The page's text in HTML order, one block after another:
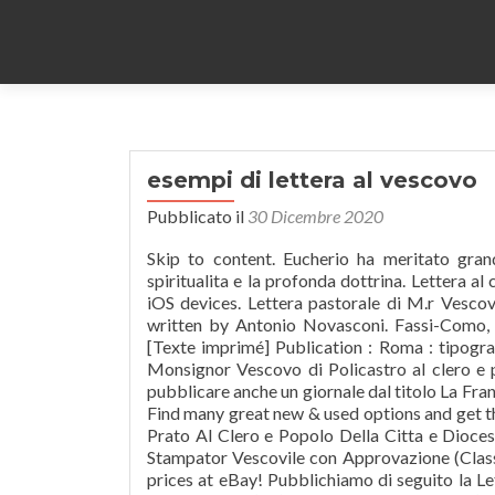
esempi di lettera al vescovo
Pubblicato il 30 Dicembre 2020
Skip to content. Eucherio ha meritato grandi attestazioni di stima da parte dei suoi conterranei per l'intensa spiritualita e la profonda dottrina. Lettera al ch. Read this book using Google Play Books app on your PC, android, iOS devices. Lettera pastorale di M.r Vescovo di Cremona al suo clero e popolo per la quaresima 1865 - Ebook written by Antonio Novasconi. Fassi-Como, 1861 - 32 pages. Bibliographic information . Versione dal francese [Texte imprimé] Publication : Roma : tipografia editrice romana, ottobre 1874 . Mons. Prima lettera pastorale di Monsignor Vescovo di Policastro al clero e popolo della sua Diocesi. View all copies of this book. Taxil arrivò a pubblicare anche un giornale dal titolo La France chrétienne anti-maçonnique ("La Francia cristiana anti-massonica"). Find many great new & used options and get the best deals for Lettera Pastorale Di Monsignor Vescovo Di Pistoja e Prato Al Clero e Popolo Della Citta e Diocesi Di Prato : Stampata in Pistoja con Data Del 1787, per Atto Bracali Stampator Vescovile con Approvazione (Classic Reprint) by Scipione de Ricci (2018, Hardcover) at the best online prices at eBay! Pubblichiamo di seguito la Lettera che Giovanni Paolo II ha inviato al Vescovo di Périguex e Sarlat, S.E. Holdings ( 1 ) Title notes; Comments ( 0 ) Item type Location Collection Call number Copy Status Date due; Books: PUSC. Minghetti, ministro per le finanze di re Vittorio Emanuele, intorno la spogliazione della Chiesa a Roma e in Italia. Vorrei una lettera di presentazione abbastanza lunga(10 righe) in cui spiego cosa mi piace fare...le solite presentazioni! vescovo d'Orleans [Mgr Dupanloup] al sig. Picture Information. Download for offline reading, highlight, bookmark or take notes while you read Lettera di Monsig. … Esempi di curriculum vitae in francese. E IV. Gaston Poulain, in occasione del Quarto Centenario dell’ordinazione di San Vincenzo de Paoli: LETTERA DEL SANTO … Free 2-day shipping. Lettera di un prete al suo vescovo / by Vannocchi, Mario, autore . Titre(s) : Lettera di Monsignor Felice Dupanloup, vescovo d'Orleans, al signor Grandguillot, redattore in capo del "Constitutionnel" (Traduzione del "Cattolico") [Texte imprimé] Publication : Genova, tip. Mons. Excerpt from Lettera Pastorale di Monsig. Get this from a library! Al clreo et populo della città di perugia & by . Prima lettera pastorale di Monsignor Vescovo di Policastro al clero e popolo della sua Diocesi.. Napoli, 1872, 8vo pp. Luigi Filippi: Vescovo D'aquila Al Clero Della Sua Diocesi Sulle Due Costituzioni Dommatiche Pubblicate Nella Sessione Ii at Walmart.com Publisher: Città di Castello (PG) : Libreria editrice La tifernate, 1975 Description: 77 p. ; 19 cm. Félix Antoine Philibert Dupanloup. In base alle tue esperienze, prendi spunto da quello che più si avvicina alla tua persona. Morì nella cittadina di Sceaux nel 1907. BQV480.P62 A2 1788 Available at Robbins Rare. Lettera di mons. Lettera di sostegno al vescovo. Alle mie spalle c’è un lungo cammino, di cui lei ha solo intravisto l’esito. Lettera al Vescovo di Padova I «Giuristi per la Vita» scrivono al Vescovo di Padova in occasione dello spot blasfemo sulla falsariga della Eucaristia e si mettono a disposizione per qualunque azione legale si voglia intentare lunedì 24 giugno 2013 LETTERA DEL SANTO PADRE AL VESCOVO DI ANNECY (FRANCIA) IN OCCASIONE DEL QUARTO CENTENARIO DELL’ORDINAZIONE EPISCOPALE DI SAN FRANCESCO DI SALES Pubblichiamo di seguito la Lettera che il Santo Padre ha inviato al Vescovo di Annecy (Francia), S.E. Mario Rossi ha lavorato presso la nostra azienda dal settembre 2005 al dicembre 2010, in qualità di centralinista. abate Francescantonio Zaccaria sull' inscrizion sepolcrale di Manfredo Pio, Vescovo di Viceneza. Free 2-day shipping. Eccellenza, le scrivo per comunicarle con più